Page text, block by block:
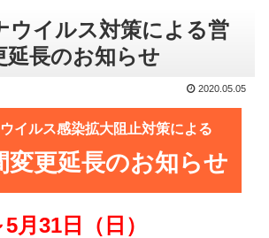
ウイルス対策による営
延長のお知らせ
2020.05.05
イルス感染拡大阻止対策による
変更延長のお知らせ
31日（日）